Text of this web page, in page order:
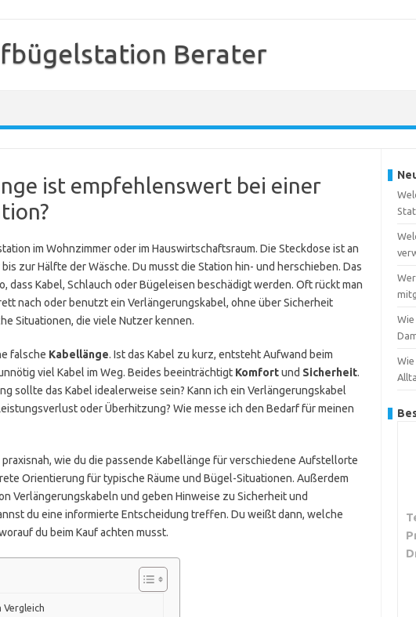
Berater
ist empfehlenswert bei einer
im Wohnzimmer oder im Hauswirtschaftsraum. Die Steckdose ist an
zur Hälfte der Wäsche. Du musst die Station hin- und herschieben. Das
dass Kabel, Schlauch oder Bügeleisen beschädigt werden. Oft rückt man
nach oder benutzt ein Verlängerungskabel, ohne über Sicherheit
Situationen, die viele Nutzer kennen.
falsche Kabellänge. Ist das Kabel zu kurz, entsteht Aufwand beim
viel Kabel im Weg. Beides beeinträchtigt Komfortund Sicherheit.
sollte das Kabel idealerweise sein? Kann ich ein Verlängerungskabel
oder Überhitzung? Wie messe ich den Bedarf für meinen
wie du die passende Kabellänge für verschiedene Aufstellorte
Orientierung für typische Räume und Bügel-Situationen. Außerdem
Verlängerungskabeln und geben Hinweise zu Sicherheit und
du eine informierte Entscheidung treffen. Du weißt dann, welche
du beim Kauf achten musst.
Vergleich